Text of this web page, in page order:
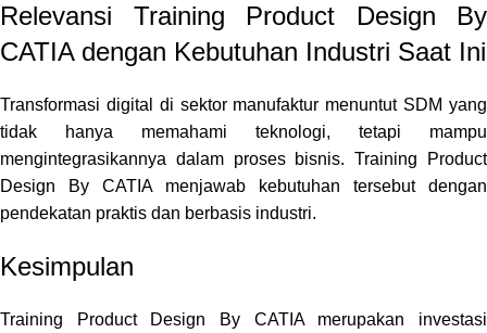
Relevansi Training Product Design By
CATIA dengan Kebutuhan Industri Saat Ini
Transformasi digital di sektor manufaktur menuntut SDM yang
tidak hanya memahami teknologi, tetapi mampu
mengintegrasikannya dalam proses bisnis. Training Product
Design By CATIA menjawab kebutuhan tersebut dengan
pendekatan praktis dan berbasis industri.
Kesimpulan
Training Product Design By CATIA merupakan investasi